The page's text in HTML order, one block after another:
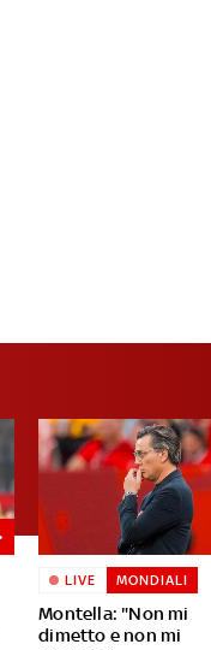
Montella: "Non mi
dimetto e non mi
LIVE MONDIALI